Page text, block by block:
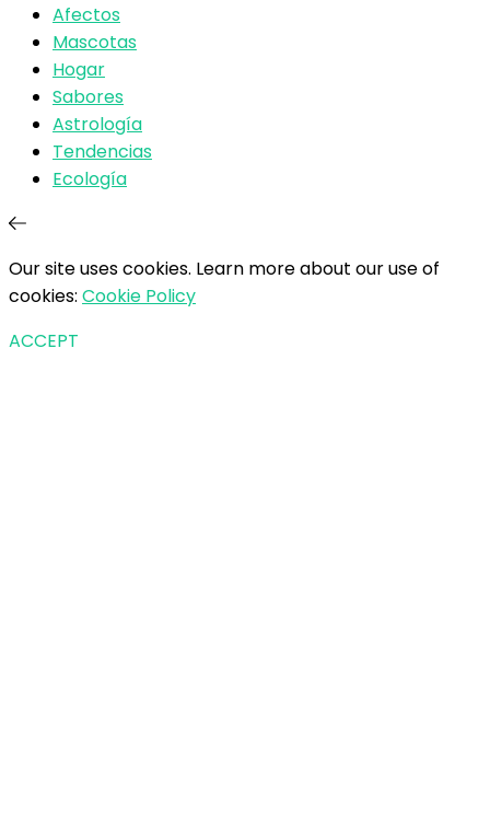
Afectos
Mascotas
Hogar
Sabores
Astrología
Tendencias
Ecología
Our site uses cookies. Learn more about our use of
cookies: Cookie Policy
ACCEPT